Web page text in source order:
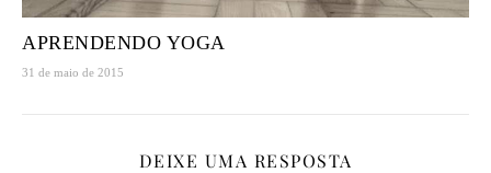
APRENDENDO YOGA
31 de maio de 2015
DEIXE UMA RESPOSTA